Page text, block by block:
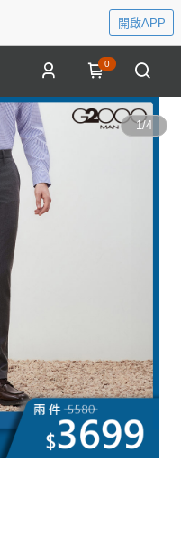
開啟APP
0
1/4